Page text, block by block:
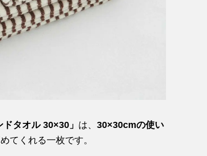
ドタオル 30×30」 は、 30×30cmの使い
てくれる一枚です。